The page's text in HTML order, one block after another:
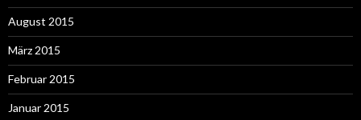
August 2015
März 2015
Februar 2015
Januar 2015